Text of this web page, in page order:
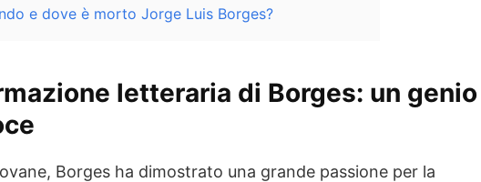
e dove è morto Jorge Luis Borges?
letteraria di Borges: un genio
Borges ha dimostrato una grande passione per la